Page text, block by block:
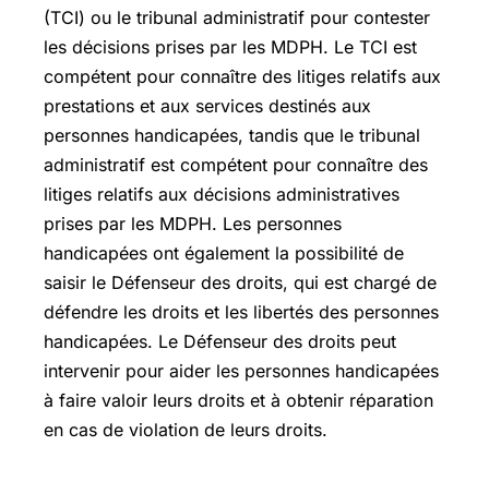
(TCI) ou le tribunal administratif pour contester
les décisions prises par les MDPH. Le TCI est
compétent pour connaître des litiges relatifs aux
prestations et aux services destinés aux
personnes handicapées, tandis que le tribunal
administratif est compétent pour connaître des
litiges relatifs aux décisions administratives
prises par les MDPH. Les personnes
handicapées ont également la possibilité de
saisir le Défenseur des droits, qui est chargé de
défendre les droits et les libertés des personnes
handicapées. Le Défenseur des droits peut
intervenir pour aider les personnes handicapées
à faire valoir leurs droits et à obtenir réparation
en cas de violation de leurs droits.